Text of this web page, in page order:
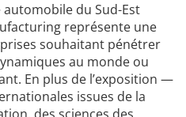
du Sud-Est
représente une
souhaitant pénétrer
au monde ou
En plus de l’exposition —
issues de la